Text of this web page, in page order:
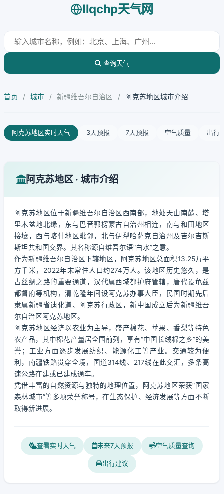
llqchp天气网
查询天气
首页 / 城市 / 新疆维吾尔自治区 / 阿克苏地区城市介绍
阿克苏地区实时天气 3天预报 7天预报 空气质量 出行
阿克苏地区 · 城市介绍
阿克苏地区位于新疆维吾尔自治区西南部，地处天山南麓、塔
里木盆地北缘，东与巴音郭楞蒙古自治州相连，南与和田地区
接壤，西与喀什地区毗邻，北与伊犁哈萨克自治州及吉尔吉斯
斯坦共和国交界。其名称源自维吾尔语“白水”之意。
作为新疆维吾尔自治区下辖地区，阿克苏地区总面积13.25万平
方千米，2022年末常住人口约274万人。该地区历史悠久，是
古丝绸之路的重要通道，汉代属西域都护府管辖，唐代设龟兹
都督府等机构，清乾隆年间设阿克苏办事大臣，民国时期先后
隶属新疆省迪化道、阿克苏行政区，新中国成立后为新疆维吾
尔自治区阿克苏地区。
阿克苏地区经济以农业为主导，盛产棉花、苹果、香梨等特色
农产品，其中棉花产量居全国前列，享有“中国长绒棉之乡”的美
誉；工业方面逐步发展纺织、能源化工等产业。交通较为便
利，南疆铁路贯穿全境，国道314线、217线在此交汇，多条高
速公路在建或已建成通车。
凭借丰富的自然资源与独特的地理位置，阿克苏地区荣获“国家
森林城市”等多项荣誉称号，在生态保护、经济发展等方面不断
取得新进展。
查看实时天气 未来7天预报 空气质量查询
出行建议